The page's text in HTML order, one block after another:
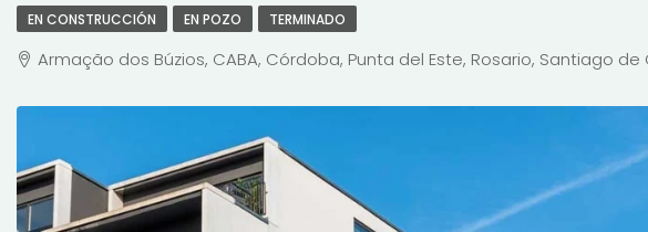
EN CONSTRUCCIÓN EN POZO TERMINADO
Armação dos Búzios, CABA, Córdoba, Punta del Este, Rosario, Santiago